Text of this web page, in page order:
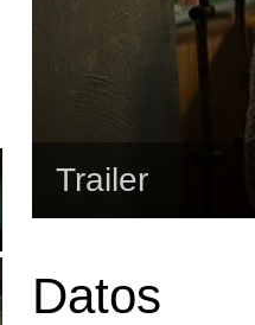
Trailer
Datos